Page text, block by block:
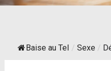
Baise au Tel / Sexe /